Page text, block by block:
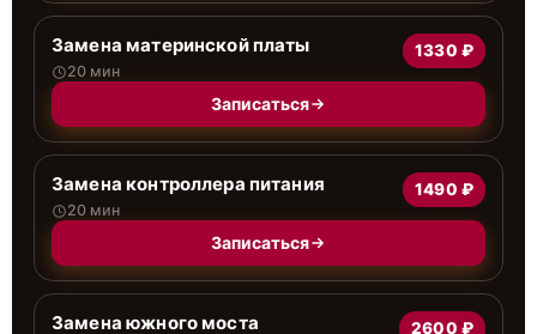
Замена материнской платы
20 мин
1330 ₽
Записаться
Замена контроллера питания
20 мин
1490 ₽
Записаться
Замена южного моста 2600 ₽